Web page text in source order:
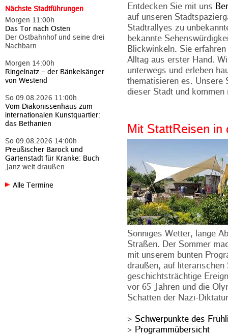
Nächste Stadtführungen
Morgen 11:00h
Das Tor nach Osten
Der Ostbahnhof und seine drei
Nachbarn
Morgen 14:00h
Ringelnatz – der Bänkelsänger
von Westend
So 09.08.2026 11:00h
Vom Diakonissenhaus zum
internationalen Kunstquartier:
das Bethanien
So 09.08.2026 14:00h
Preußischer Barock und
Gartenstadt für Kranke: Buch
Janz weit draußen
Alle Termine
Entdecken Sie mit uns
auf unseren
Stadtrallyes zu
bekannte
Blickwinkeln. Sie
Alltag aus erster Hand.
unterwegs und erleben
thematisieren es. Unsere
dieser Stadt und
Mit StattReisen in
Sonniges Wetter, lange
Straßen. Der Sommer
mit unserem bunten
draußen, auf literarischen
geschichtsträchtige
vor 65 Jahren und die
Schatten der Nazi-
> Schwerpunkte des
> Programmübersicht